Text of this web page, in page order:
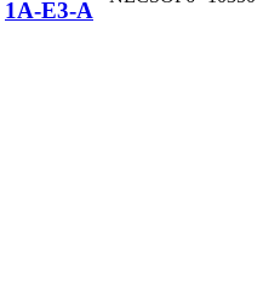
1A-E3-A